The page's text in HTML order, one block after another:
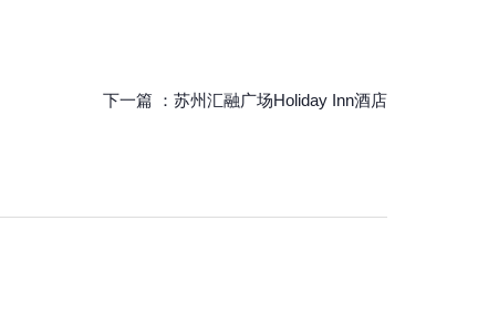
下一篇 ： 苏州汇融广场Holiday Inn酒店